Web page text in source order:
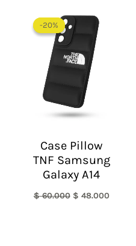
-20%
-20%
Case Pillow
TNF Samsung
Galaxy A14
$60.000
precio
original
era:
$ 60.000.
$ 48.000